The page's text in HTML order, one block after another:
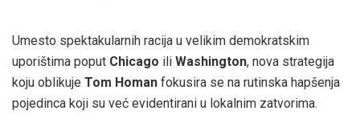
Umesto spektakularnih racija u velikim demokratskim
uporištima poput Chicago ili Washington, nova strategija
koju oblikuje Tom Homan fokusira se na rutinska hapšenja
pojedinca koji su već evidentirani u lokalnim zatvorima.